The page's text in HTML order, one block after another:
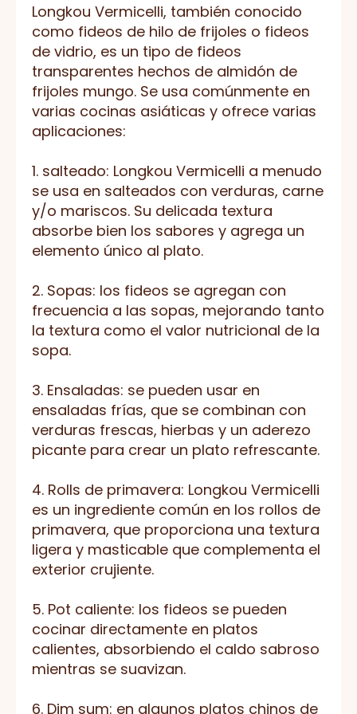
Longkou Vermicelli, también conocido
como fideos de hilo de frijoles o fideos
de vidrio, es un tipo de fideos
transparentes hechos de almidón de
frijoles mungo. Se usa comúnmente en
varias cocinas asiáticas y ofrece varias
aplicaciones:
1. salteado: Longkou Vermicelli a menudo
se usa en salteados con verduras, carne
y/o mariscos. Su delicada textura
absorbe bien los sabores y agrega un
elemento único al plato.
2. Sopas: los fideos se agregan con
frecuencia a las sopas, mejorando tanto
la textura como el valor nutricional de la
sopa.
3. Ensaladas: se pueden usar en
ensaladas frías, que se combinan con
verduras frescas, hierbas y un aderezo
picante para crear un plato refrescante.
4. Rolls de primavera: Longkou Vermicelli
es un ingrediente común en los rollos de
primavera, que proporciona una textura
ligera y masticable que complementa el
exterior crujiente.
5. Pot caliente: los fideos se pueden
cocinar directamente en platos
calientes, absorbiendo el caldo sabroso
mientras se suavizan.
6. Dim sum: en algunos platos chinos de